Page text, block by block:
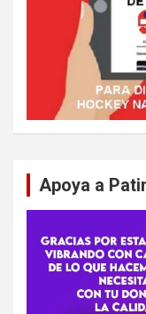
Apoya a